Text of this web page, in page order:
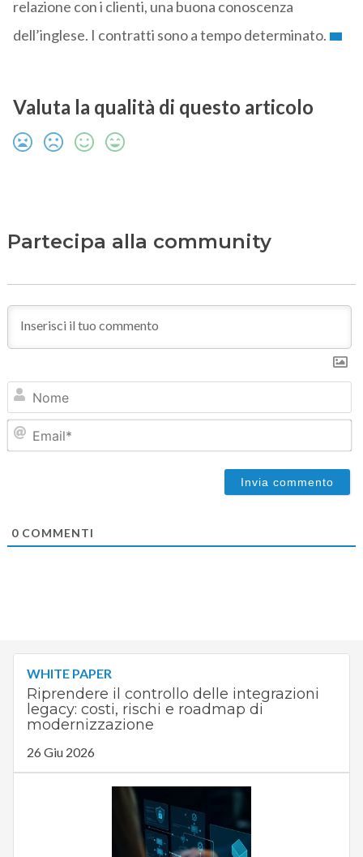
relazione con i clienti, una buona conoscenza
dell’inglese. I contratti sono a tempo determinato.
Valuta la qualità di questo articolo
Partecipa alla community
0COMMENTI
WHITE PAPER
Riprendere il controllo delle integrazioni
legacy: costi, rischi e roadmap di
modernizzazione
26 Giu 2026